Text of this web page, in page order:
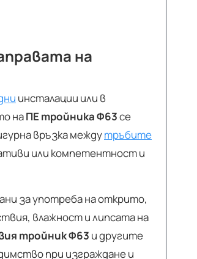
на
инсталации или в
наПЕ тройника Ф63се
връзка междутръбите
или компетентност и
за употреба на открито,
влажност и липсата на
тройник Ф63 и другите
при изграждане и